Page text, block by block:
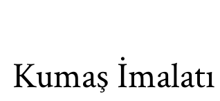
Kumaş İmalatı